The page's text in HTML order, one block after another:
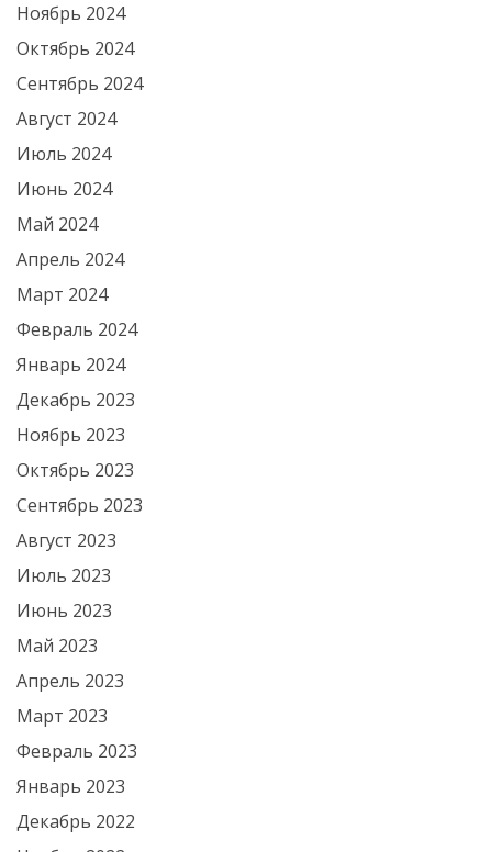
Ноябрь 2024
Октябрь 2024
Сентябрь 2024
Август 2024
Июль 2024
Июнь 2024
Май 2024
Апрель 2024
Март 2024
Февраль 2024
Январь 2024
Декабрь 2023
Ноябрь 2023
Октябрь 2023
Сентябрь 2023
Август 2023
Июль 2023
Июнь 2023
Май 2023
Апрель 2023
Март 2023
Февраль 2023
Январь 2023
Декабрь 2022